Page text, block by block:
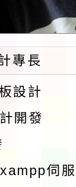
專長
設計
開發
伺